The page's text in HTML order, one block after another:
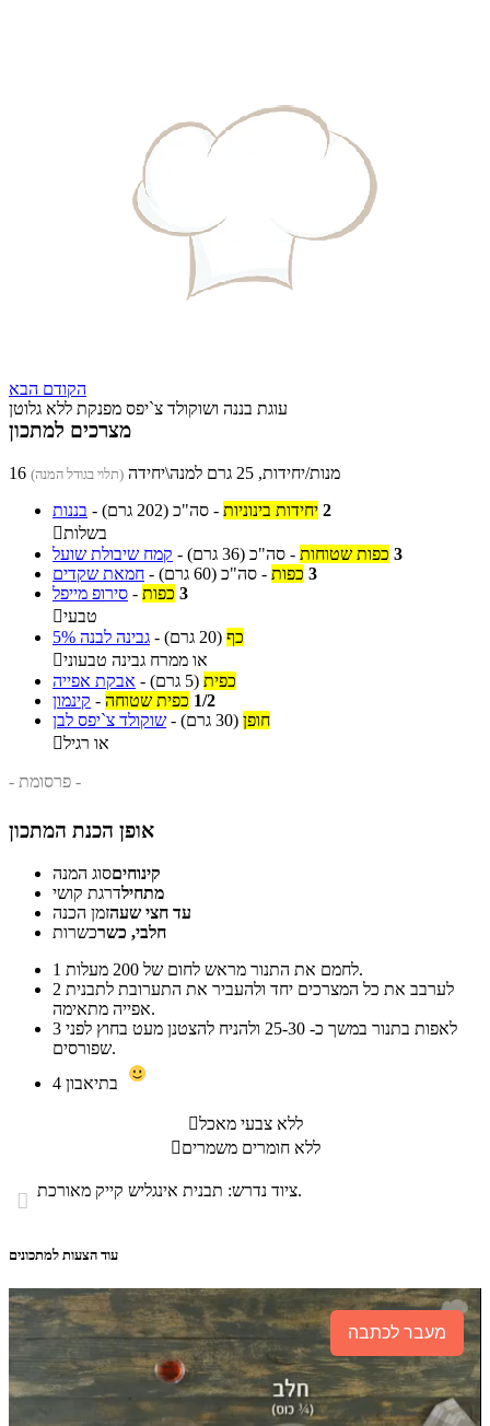
הקודם הבא
עוגת בננה ושוקולד צ`יפס מפנקת ללא גלוטן
מצרכים למתכון
16 מנות/יחידות, 25 גרם למנה\יחידה (תלוי בגודל המנה)
בננות - 2 יחידות בינוניות - סה"כ (202 גרם)
בשלות
קמח שיבולת שועל - 3 כפות שטוחות - סה"כ (36 גרם)
חמאת שקדים - 3 כפות - סה"כ (60 גרם)
סירופ מייפל - 3 כפות
טבעי
גבינה לבנה 5% - כף (20 גרם)
או ממרח גבינה טבעוני
אבקת אפייה - כפית (5 גרם)
קינמון - 1/2 כפית שטוחה
שוקולד צ`יפס לבן - חופן (30 גרם)
או רגיל
- פרסומת -
אופן הכנת המתכון
קינוחיםסוג המנה
מתחילדרגת קושי
עד חצי שעהזמן הכנה
חלבי, כשרכשרות
1
לחמם את התנור מראש לחום של 200 מעלות.
2
אפייה מתאימה.
3
שפורסים.
4
ללא צבעי מאכל
ללא חומרים משמרים
 ציוד נדרש: תבנית אינגליש קייק מאורכת.
עוד הצעות למתכונים
מעבר לכתבה